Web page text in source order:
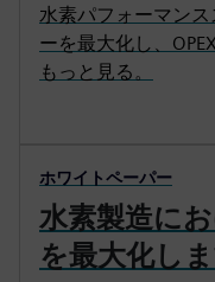
水素パフォーマン
ーを最大化し、
もっと見る。
ホワイトペーパー
水素製造に
を最大化し